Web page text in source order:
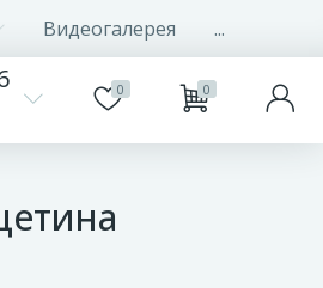
Видеогалерея ...
0 0